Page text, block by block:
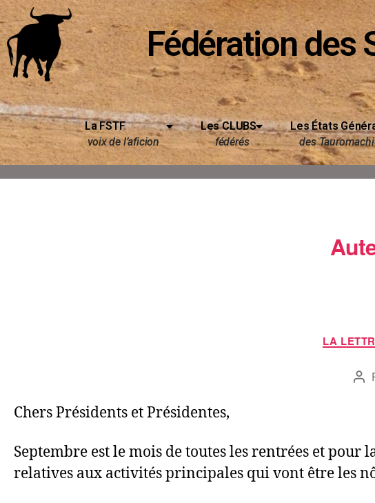
Fédération des
La FSTF
voix de l’aficion
Les CLUBS
fédérés
Les États
des
LA
Chers Présidents et Présidentes,
Septembre est le mois de toutes les rentrées et
relatives aux activités principales qui vont être les